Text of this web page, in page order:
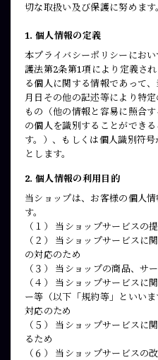
切な取扱い及び保護に努めます。
1. 個人情報の定義
本プライバシーポリシーにお
護法第2条第1項により定義さ
る個人に関する情報であって
月日その他の記述等により特
もの（他の情報と容易に照合
の個人を識別することができ
す。）、もしくは個人識別符
とします。
2. 個人情報の利用目的
当ショップは、お客様の個人
す。
（１） 当ショップサービスの
（２） 当ショップサービスに
の対応のため
（３） 当ショップの商品、サ
（４） 当ショップサービスに
ー等（以下「規約等」といい
対応のため
（５） 当ショップサービスに
るため
（６） 当ショップサービスの